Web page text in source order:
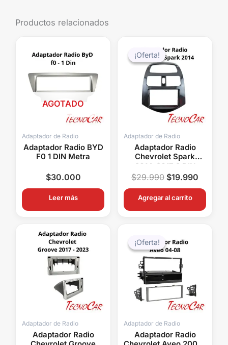
Productos relacionados
AGOTADO
Adaptador de Radio
Adaptador Radio BYD
F0 1 DIN Metra
$30.000
Leer más
¡Oferta!
¡Oferta!
Adaptador de Radio
Adaptador Radio
Chevrolet Spark
2014-2017 2 DIN
Connection ACH-018
$29.990
precio
original
era:
$29.990.
$19.990
Agregar al carrito
Adaptador de Radio
Adaptador Radio
¡Oferta!
¡Oferta!
Adaptador de Radio
Adaptador Radio
precio
original
era:
$39.990.